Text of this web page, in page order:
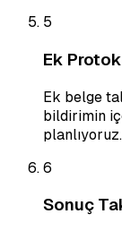
5
Ek
Ek belge
bildirimin
planlıyoruz.
6
Sonuç